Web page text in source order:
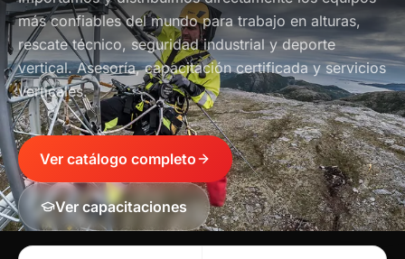
más confiables del mundo para trabajo en alturas,
rescate técnico, seguridad industrial y deporte
vertical. Asesoría, capacitación certificada y servicios
verticales.
Ver catálogo completo
Ver capacitaciones